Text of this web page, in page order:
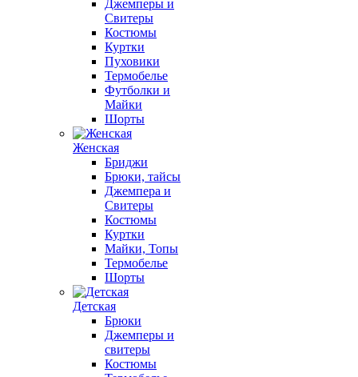
Джемперы и
Свитеры
Костюмы
Куртки
Пуховики
Термобелье
Футболки и
Майки
Шорты
Женская
Бриджи
Брюки, тайсы
Джемпера и
Свитеры
Костюмы
Куртки
Майки, Топы
Термобелье
Шорты
Детская
Брюки
Джемперы и
свитеры
Костюмы